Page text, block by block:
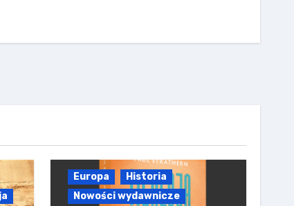
Europa
Historia
Nowości wydawnicze